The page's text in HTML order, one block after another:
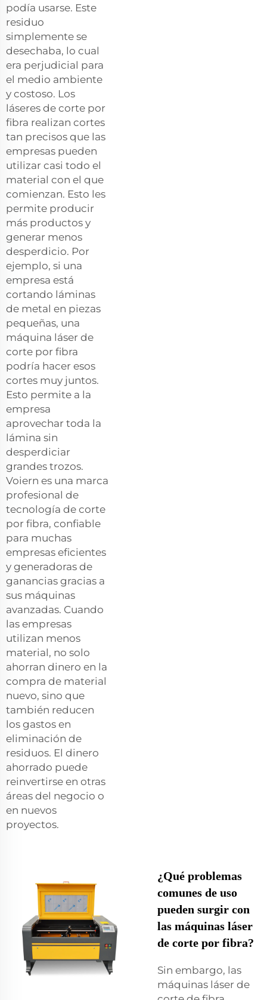
podía usarse. Este
residuo
simplemente se
desechaba, lo cual
era perjudicial para
el medio ambiente
y costoso. Los
láseres de corte por
fibra realizan cortes
tan precisos que las
empresas pueden
utilizar casi todo el
material con el que
comienzan. Esto les
permite producir
más productos y
generar menos
desperdicio. Por
ejemplo, si una
empresa está
cortando láminas
de metal en piezas
pequeñas, una
máquina láser de
corte por fibra
podría hacer esos
cortes muy juntos.
Esto permite a la
empresa
aprovechar toda la
lámina sin
desperdiciar
grandes trozos.
Voiern es una marca
profesional de
tecnología de corte
por fibra, confiable
para muchas
empresas eficientes
y generadoras de
ganancias gracias a
sus máquinas
avanzadas. Cuando
las empresas
utilizan menos
material, no solo
ahorran dinero en la
compra de material
nuevo, sino que
también reducen
los gastos en
eliminación de
residuos. El dinero
ahorrado puede
reinvertirse en otras
áreas del negocio o
en nuevos
proyectos.
¿Qué problemas
comunes de uso
pueden surgir con
las máquinas láser
de corte por fibra?
Sin embargo, las
máquinas láser de